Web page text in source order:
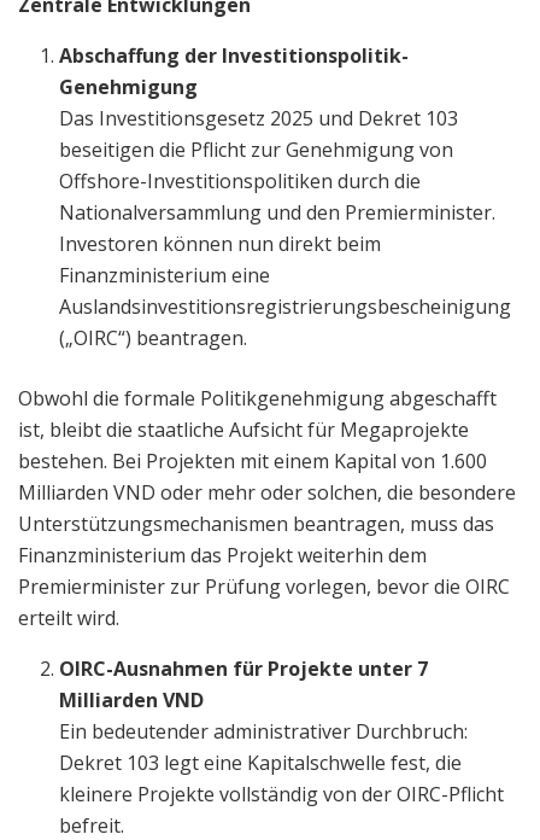
Abschaffung der Investitionspolitik-
Genehmigung
Das Investitionsgesetz 2025 und Dekret 103
beseitigen die Pflicht zur Genehmigung von
Offshore-Investitionspolitiken durch die
Nationalversammlung und den Premierminister.
Investoren können nun direkt beim
Finanzministerium eine
Auslandsinvestitionsregistrierungsbescheinigung
(„OIRC“) beantragen.
Obwohl die formale Politikgenehmigung abgeschafft
ist, bleibt die staatliche Aufsicht für Megaprojekte
bestehen. Bei Projekten mit einem Kapital von 1.600
Milliarden VND oder mehr oder solchen, die besondere
Unterstützungsmechanismen beantragen, muss das
Finanzministerium das Projekt weiterhin dem
Premierminister zur Prüfung vorlegen, bevor die OIRC
erteilt wird.
OIRC-Ausnahmen für Projekte unter 7
Milliarden VND
Ein bedeutender administrativer Durchbruch:
Dekret 103 legt eine Kapitalschwelle fest, die
kleinere Projekte vollständig von der OIRC-Pflicht
befreit.